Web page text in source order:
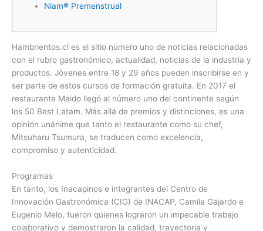
Niam® Premenstrual
Hambrientos.cl es el sitio número uno de noticias relacionadas
con el rubro gastronómico, actualidad, noticias de la industria y
productos. Jóvenes entre 18 y 29 años pueden inscribirse en y
ser parte de estos cursos de formación gratuita. En 2017 el
restaurante Maido llegó al número uno del continente según
los 50 Best Latam. Más allá de premios y distinciones, es una
opinión unánime que tanto el restaurante como su chef,
Mitsuharu Tsumura, se traducen como excelencia,
compromiso y autenticidad.
Programas
En tanto, los Inacapinos e integrantes del Centro de
Innovación Gastronómica (CIG) de INACAP, Camila Gajardo e
Eugenio Melo, fueron quienes lograron un impecable trabajo
colaborativo y demostraron la calidad, trayectoria y